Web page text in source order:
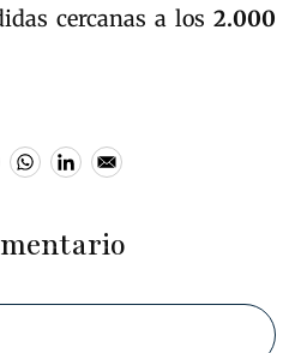
cercanas a los 2.000